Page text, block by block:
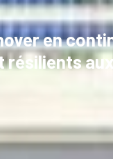
en
résilients